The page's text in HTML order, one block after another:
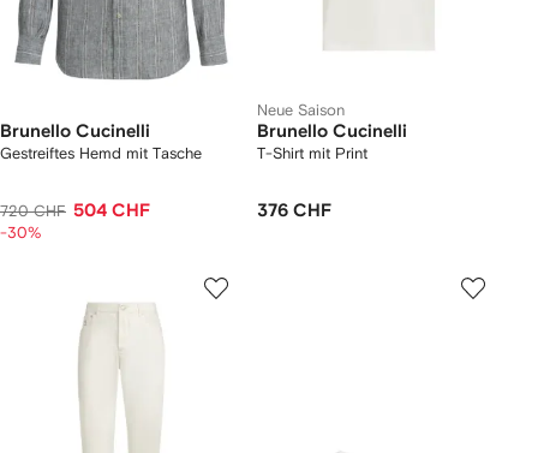
Brunello Cucinelli
Gestreiftes Hemd mit Tasche
720 CHF 504 CHF
-30%
Neue Saison
Brunello Cucinelli
T-Shirt mit Print
376 CHF